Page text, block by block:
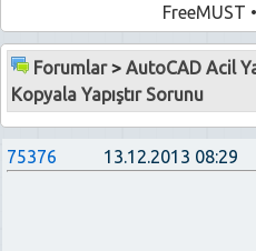
FreeMUST •
Forumlar>AutoCAD Acil
Kopyala Yapıştır Sorunu
75376 13.12.2013 08:29